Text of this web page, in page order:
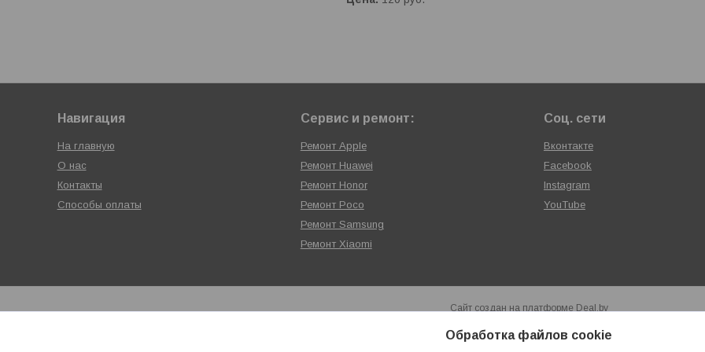
Навигация
На главную
О нас
Контакты
Способы оплаты
Сервис и ремонт:
Ремонт Apple
Ремонт Huawei
Ремонт Honor
Ремонт Poco
Ремонт Samsung
Ремонт Xiaomi
Соц. сети
Вконтакте
Facebook
Instagram
YouTube
Сайт создан на платформе Deal.by
Обработка файлов cookie
Сервисный центр «ХАЙТЕКСЕРВИС» |Пожаловаться на контент